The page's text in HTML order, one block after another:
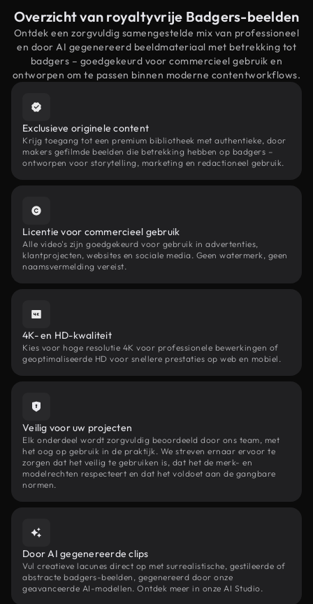
Overzicht van royaltyvrije Badgers-beelden
Ontdek een zorgvuldig samengestelde mix van professioneel
en door AI gegenereerd beeldmateriaal met betrekking tot
badgers – goedgekeurd voor commercieel gebruik en
ontworpen om te passen binnen moderne contentworkflows.
Exclusieve originele content
Krijg toegang tot een premium bibliotheek met authentieke, door
makers gefilmde beelden die betrekking hebben op badgers –
ontworpen voor storytelling, marketing en redactioneel gebruik.
Licentie voor commercieel gebruik
Alle video's zijn goedgekeurd voor gebruik in advertenties,
klantprojecten, websites en sociale media. Geen watermerk, geen
naamsvermelding vereist.
4K- en HD-kwaliteit
Kies voor hoge resolutie 4K voor professionele bewerkingen of
geoptimaliseerde HD voor snellere prestaties op web en mobiel.
Veilig voor uw projecten
Elk onderdeel wordt zorgvuldig beoordeeld door ons team, met
het oog op gebruik in de praktijk. We streven ernaar ervoor te
zorgen dat het veilig te gebruiken is, dat het de merk- en
modelrechten respecteert en dat het voldoet aan de gangbare
normen.
Door AI gegenereerde clips
Vul creatieve lacunes direct op met surrealistische, gestileerde of
abstracte badgers-beelden, gegenereerd door onze
geavanceerde AI-modellen. Ontdek meer in onze AI Studio.